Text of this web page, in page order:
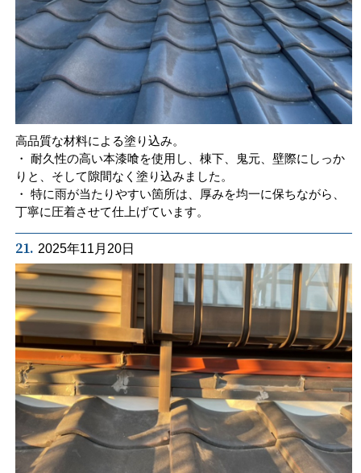
高品質な材料による塗り込み。
・ 耐久性の高い本漆喰を使用し、棟下、鬼元、壁際にしっか
りと、そして隙間なく塗り込みました。
・ 特に雨が当たりやすい箇所は、厚みを均一に保ちながら、
丁寧に圧着させて仕上げています。
21. 2025年11月20日